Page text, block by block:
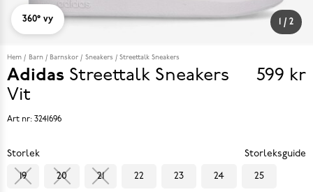
/ 2
360° vy
Hem Barn Barnskor Sneakers Streettalk Sneakers
Adidas Streettalk Sneakers
Vit
Pris
599 kr
Art nr: 3241696
Storlek Storleksguide
19 20 21 22 23 24 25